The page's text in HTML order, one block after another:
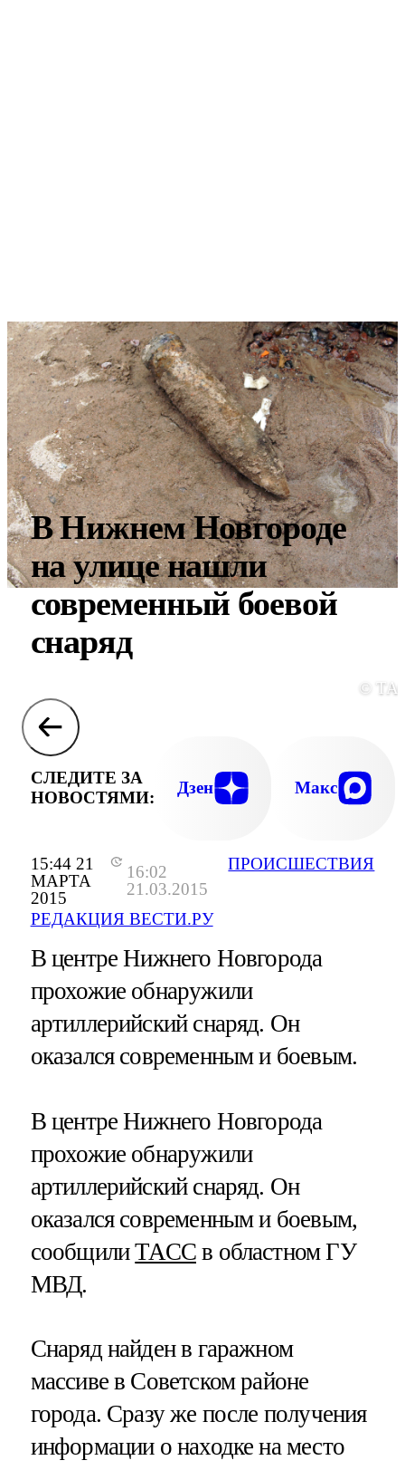
15:44 21
МАРТА
2015
16:02
21.03.2015
РЕДАКЦИЯ ВЕСТИ.РУ
ПРОИСШЕСТВИЯ
В Нижнем Новгороде
на улице нашли
современный боевой
снаряд
©
СЛЕДИТЕ ЗА
НОВОСТЯМИ:
Дзен Макс
В центре Нижнего Новгорода
прохожие обнаружили
артиллерийский снаряд. Он
оказался современным и боевым.
В центре Нижнего Новгорода
прохожие обнаружили
артиллерийский снаряд. Он
оказался современным и боевым,
сообщилиТАСС в областном ГУ
МВД.
Снаряд найден в гаражном
массиве в Советском районе
города. Сразу же после получения
информации о находке на место